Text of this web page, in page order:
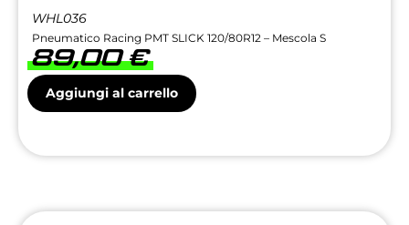
WHL036
Pneumatico Racing PMT SLICK 120/80R12 – Mescola S
89,00€
Aggiungi al carrello